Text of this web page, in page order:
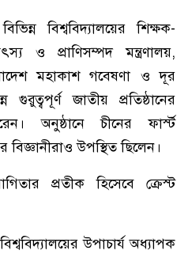
বিশ্ববিদ্যালয়ের শিক্ষক-
ও প্রাণিসম্পদ মন্ত্রণালয়,
মহাকাশ গবেষণা ও দূর
গুরুত্বপূর্ণ জাতীয় প্রতিষ্ঠানের
অনুষ্ঠানে চীনের ফার্স্ট
উপস্থিত ছিলেন।
প্রতীক হিসেবে ক্রেস্ট
উপাচার্য অধ্যাপক